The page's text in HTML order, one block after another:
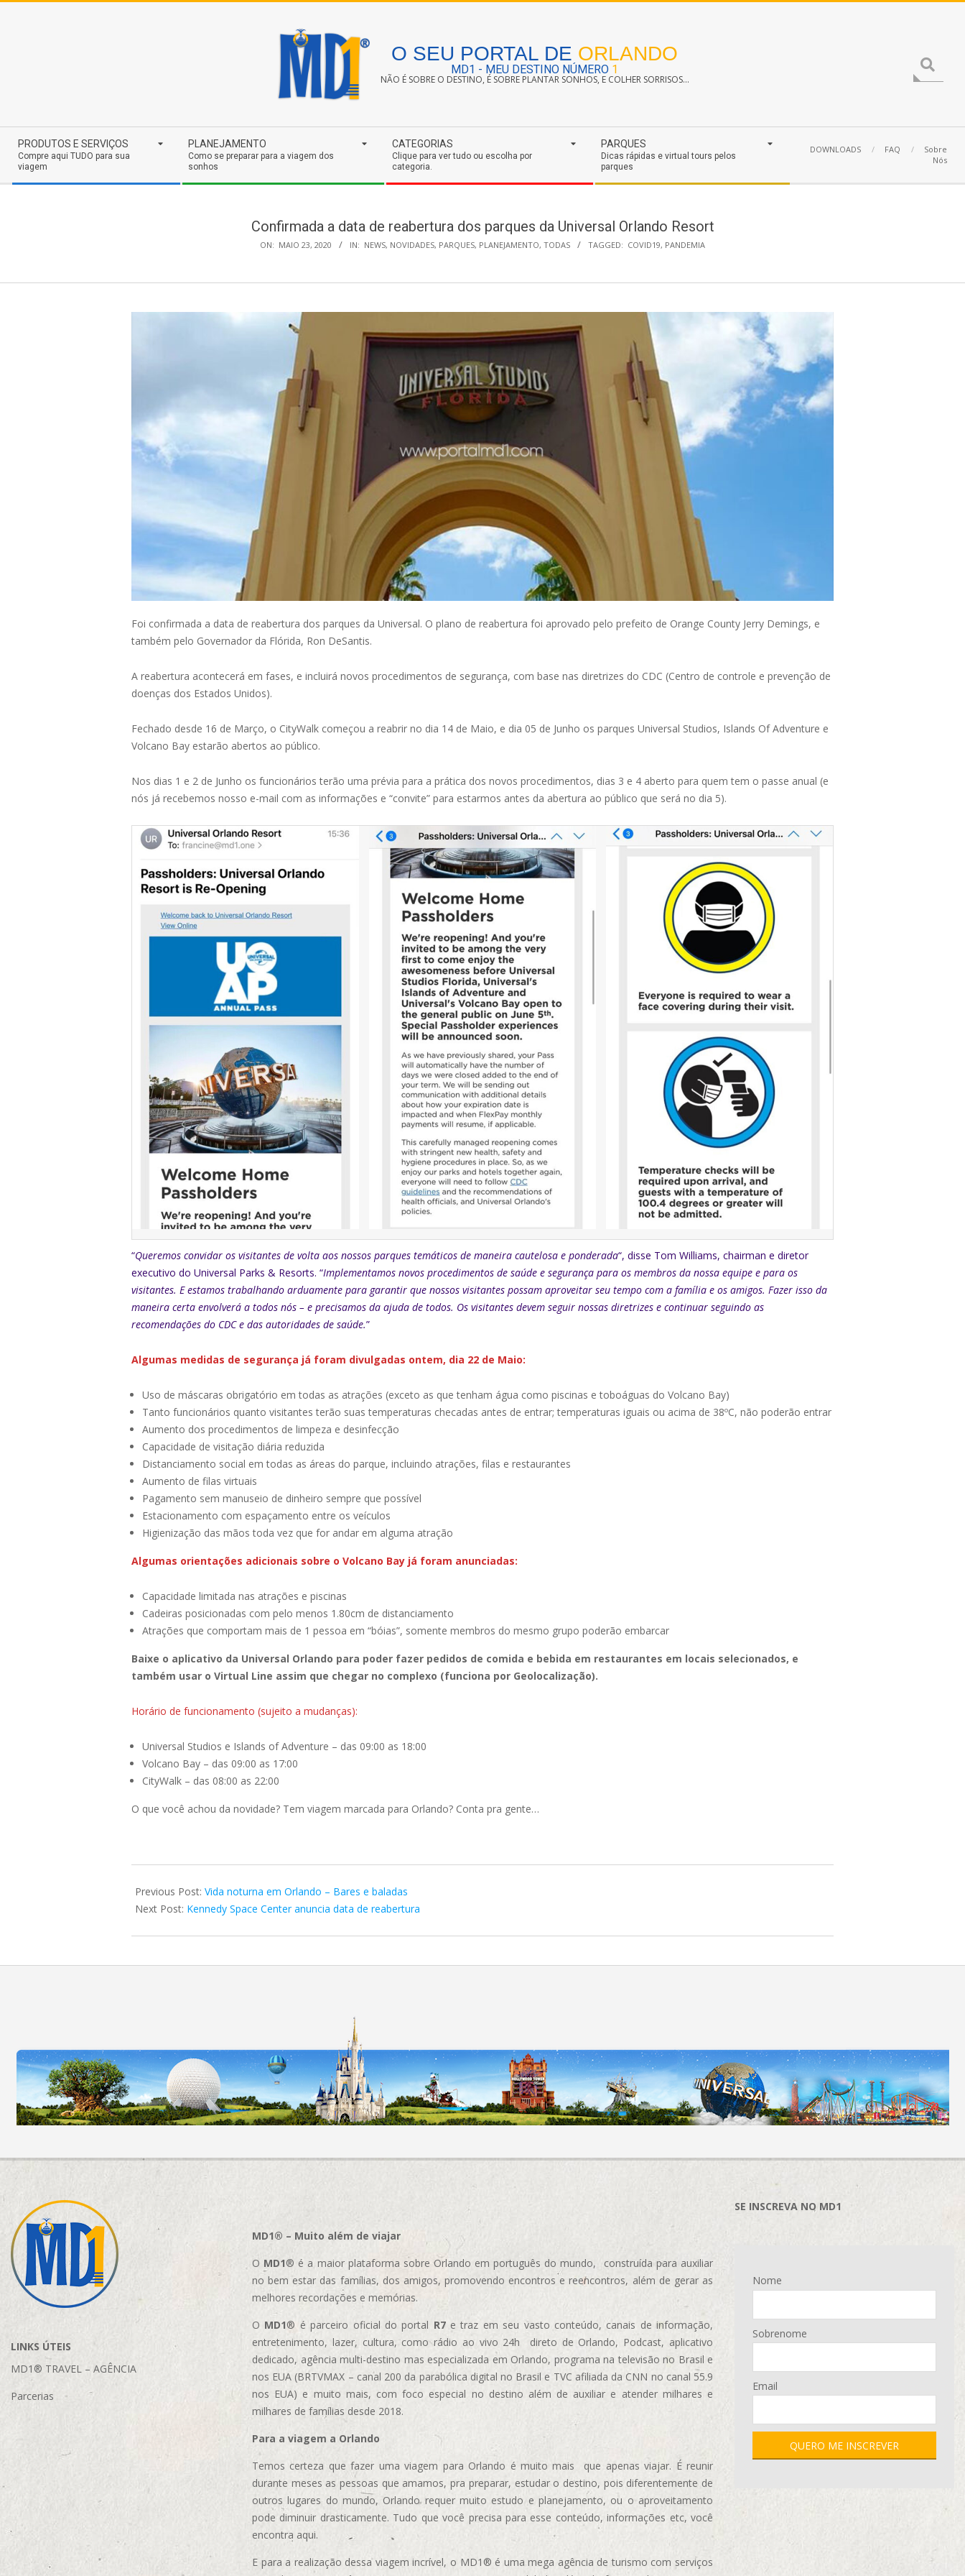
O SEU PORTAL DE ORLANDO
MD1 - MEU DESTINO NÚMERO 1
NÃO É SOBRE O DESTINO, É SOBRE PLANTAR SONHOS, E COLHER SORRISOS...
Navigation
Menu
PRODUTOS E SERVIÇOS
Compre aqui TUDO para sua
viagem
PLANEJAMENTO
Como se preparar para a viagem dos
sonhos
CATEGORIAS
Clique para ver tudo ou escolha por
categoria.
PARQUES
Dicas rápidas e virtual tours pelos
parques
DOWNLOADS FAQ
Sobre
Nós
Confirmada a data de reabertura dos parques da Universal Orlando Resort
ON: MAIO 23, 2020 IN: NEWS, NOVIDADES, PARQUES, PLANEJAMENTO, TODAS TAGGED: COVID19, PANDEMIA
Foi confirmada a data de reabertura dos parques da Universal. O plano de reabertura foi aprovado pelo prefeito de Orange County Jerry Demings, e
também pelo Governador da Flórida, Ron DeSantis.
A reabertura acontecerá em fases, e incluirá novos procedimentos de segurança, com base nas diretrizes do CDC (Centro de controle e prevenção de
doenças dos Estados Unidos).
Fechado desde 16 de Março, o CityWalk começou a reabrir no dia 14 de Maio, e dia 05 de Junho os parques Universal Studios, Islands Of Adventure e
Volcano Bay estarão abertos ao público.
Nos dias 1 e 2 de Junho os funcionários terão uma prévia para a prática dos novos procedimentos, dias 3 e 4 aberto para quem tem o passe anual (e
nós já recebemos nosso e-mail com as informações e “convite” para estarmos antes da abertura ao público que será no dia 5).
“Queremos convidar os visitantes de volta aos nossos parques temáticos de maneira cautelosa e ponderada“, disse Tom Williams, chairman e diretor
executivo do Universal Parks & Resorts. “Implementamos novos procedimentos de saúde e segurança para os membros da nossa equipe e para os
visitantes. E estamos trabalhando arduamente para garantir que nossos visitantes possam aproveitar seu tempo com a família e os amigos. Fazer isso da
maneira certa envolverá a todos nós – e precisamos da ajuda de todos. Os visitantes devem seguir nossas diretrizes e continuar seguindo as
recomendações do CDC e das autoridades de saúde.”
Algumas medidas de segurança já foram divulgadas ontem, dia 22 de Maio:
Uso de máscaras obrigatório em todas as atrações (exceto as que tenham água como piscinas e toboáguas do Volcano Bay)
Tanto funcionários quanto visitantes terão suas temperaturas checadas antes de entrar; temperaturas iguais ou acima de 38ºC, não poderão entrar
Aumento dos procedimentos de limpeza e desinfecção
Capacidade de visitação diária reduzida
Distanciamento social em todas as áreas do parque, incluindo atrações, filas e restaurantes
Aumento de filas virtuais
Pagamento sem manuseio de dinheiro sempre que possível
Estacionamento com espaçamento entre os veículos
Higienização das mãos toda vez que for andar em alguma atração
Algumas orientações adicionais sobre o Volcano Bay já foram anunciadas:
Capacidade limitada nas atrações e piscinas
Cadeiras posicionadas com pelo menos 1.80cm de distanciamento
Atrações que comportam mais de 1 pessoa em “bóias”, somente membros do mesmo grupo poderão embarcar
Baixe o aplicativo da Universal Orlando para poder fazer pedidos de comida e bebida em restaurantes em locais selecionados, e
também usar o Virtual Line assim que chegar no complexo (funciona por Geolocalização).
Horário de funcionamento (sujeito a mudanças):
Universal Studios e Islands of Adventure – das 09:00 as 18:00
Volcano Bay – das 09:00 as 17:00
CityWalk – das 08:00 as 22:00
O que você achou da novidade? Tem viagem marcada para Orlando? Conta pra gente…
05-
23
Previous Post: Vida noturna em Orlando – Bares e baladas
Next Post: Kennedy Space Center anuncia data de reabertura
LINKS ÚTEIS
MD1® TRAVEL – AGÊNCIA
Parcerias
MD1® – Muito além de viajar
O MD1® é a maior plataforma sobre Orlando em português do mundo, construída para auxiliar
no bem estar das famílias, dos amigos, promovendo encontros e reencontros, além de gerar as
melhores recordações e memórias.
O MD1® é parceiro oficial do portal R7e traz em seu vasto conteúdo, canais de informação,
entretenimento, lazer, cultura, como rádio ao vivo 24h direto de Orlando, Podcast, aplicativo
dedicado, agência multi-destino mas especializada em Orlando, programa na televisão no Brasil e
nos EUA (BRTVMAX – canal 200 da parabólica digital no Brasil e TVC afiliada da CNN no canal 55.9
nos EUA) e muito mais, com foco especial no destino além de auxiliar e atender milhares e
milhares de famílias desde 2018.
Para a viagem a Orlando
Temos certeza que fazer uma viagem para Orlando é muito mais que apenas viajar. É reunir
durante meses as pessoas que amamos, pra preparar, estudar o destino, pois diferentemente de
outros lugares do mundo, Orlando requer muito estudo e planejamento, ou o aproveitamento
pode diminuir drasticamente. Tudo que você precisa para esse conteúdo, informações etc, você
encontra aqui.
E para a realização dessa viagem incrível, o MD1® é uma mega agência de turismo com serviços
SE INSCREVA NO MD1
Nome
Sobrenome
Email